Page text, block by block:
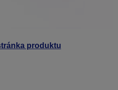
produktu